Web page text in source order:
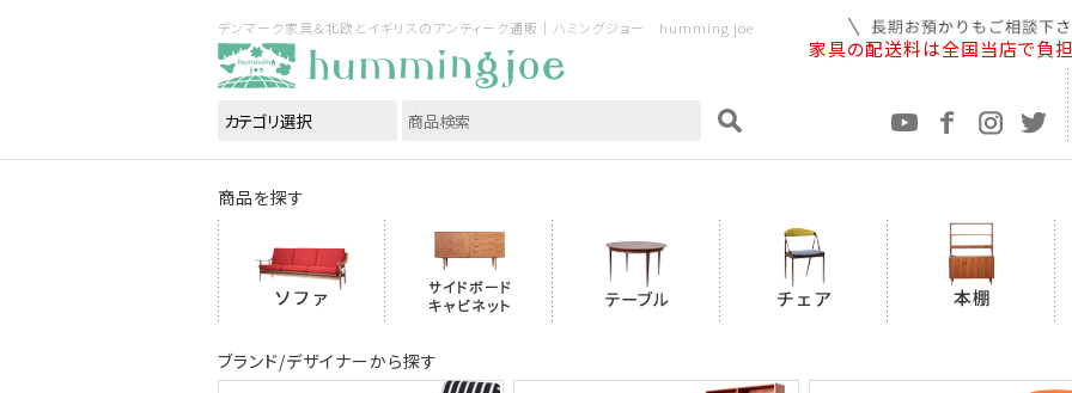
デンマーク家具＆北欧とイギリスのアンティーク通販｜ハミングジョー humming joe
家具の配送料は全国当店で負
商品を探す
ブランド/デザイナーから探す